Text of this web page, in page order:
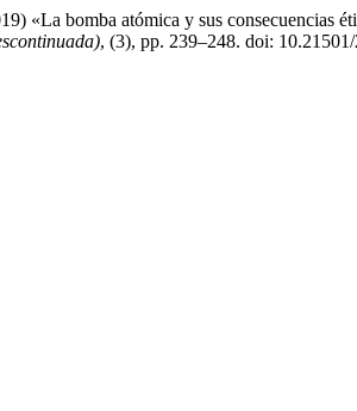
«La bomba atómica y sus consecuencias
, (3), pp. 239–248. doi: